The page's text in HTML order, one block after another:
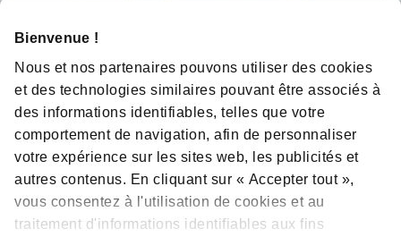
Bienvenue !
Nous et nos partenaires pouvons utiliser des cookies
et des technologies similaires pouvant être associés à
des informations identifiables, telles que votre
comportement de navigation, afin de personnaliser
votre expérience sur les sites web, les publicités et
autres contenus. En cliquant sur « Accepter tout »,
vous consentez à l'utilisation de cookies et au
traitement d'informations identifiables aux fins
Frederik Devlies
Business Unit Head Inflammation & General
Medicine